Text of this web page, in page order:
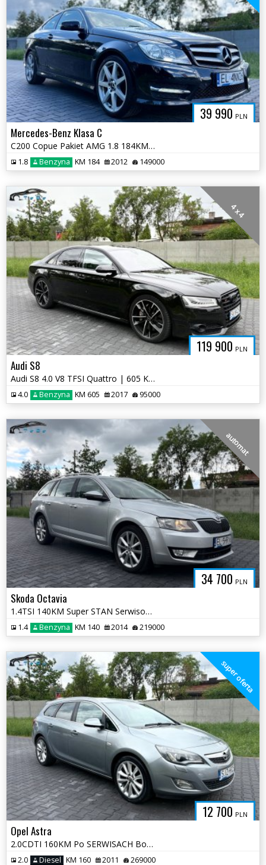
39 990 PLN
Mercedes-Benz Klasa C
C200 Copue Pakiet AMG 1.8 184KM Pełna Dok. Serwis ASO 2 kluczyki
1.8 Benzyna KM 184 2012 149000
119 900 PLN
4 x 4
Audi S8
Audi S8 4.0 V8 TFSI Quattro | 605 KM | Europejska Specyfikacja | 2017
4.0 Benzyna KM 605 2017 95000
34 700 PLN
automat
Skoda Octavia
1.4TSI 140KM Super STAN Serwisowana DSG Bogata Wersja Opłaty
1.4 Benzyna KM 140 2014 219000
12 700 PLN
super oferta
Opel Astra
2.0CDTI 160KM Po SERWISACH Bogata Wersja Długo Opłaty 2 klucze
2.0 Diesel KM 160 2011 269000